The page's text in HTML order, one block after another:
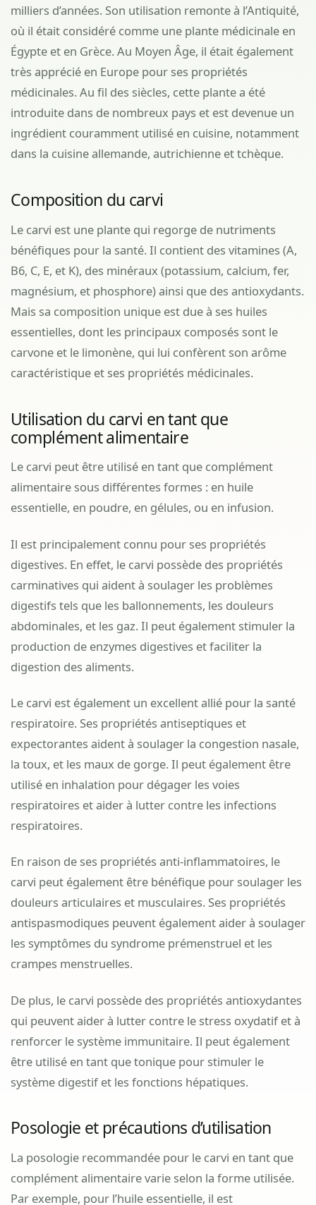
milliers d’années. Son utilisation remonte à l’Antiquité,
où il était considéré comme une plante médicinale en
Égypte et en Grèce. Au Moyen Âge, il était également
très apprécié en Europe pour ses propriétés
médicinales. Au fil des siècles, cette plante a été
introduite dans de nombreux pays et est devenue un
ingrédient couramment utilisé en cuisine, notamment
dans la cuisine allemande, autrichienne et tchèque.
Composition du carvi
Le carvi est une plante qui regorge de nutriments
bénéfiques pour la santé. Il contient des vitamines (A,
B6, C, E, et K), des minéraux (potassium, calcium, fer,
magnésium, et phosphore) ainsi que des antioxydants.
Mais sa composition unique est due à ses huiles
essentielles, dont les principaux composés sont le
carvone et le limonène, qui lui confèrent son arôme
caractéristique et ses propriétés médicinales.
Utilisation du carvi en tant que
complément alimentaire
Le carvi peut être utilisé en tant que complément
alimentaire sous différentes formes : en huile
essentielle, en poudre, en gélules, ou en infusion.
Il est principalement connu pour ses propriétés
digestives. En effet, le carvi possède des propriétés
carminatives qui aident à soulager les problèmes
digestifs tels que les ballonnements, les douleurs
abdominales, et les gaz. Il peut également stimuler la
production de enzymes digestives et faciliter la
digestion des aliments.
Le carvi est également un excellent allié pour la santé
respiratoire. Ses propriétés antiseptiques et
expectorantes aident à soulager la congestion nasale,
la toux, et les maux de gorge. Il peut également être
utilisé en inhalation pour dégager les voies
respiratoires et aider à lutter contre les infections
respiratoires.
En raison de ses propriétés anti-inflammatoires, le
carvi peut également être bénéfique pour soulager les
douleurs articulaires et musculaires. Ses propriétés
antispasmodiques peuvent également aider à soulager
les symptômes du syndrome prémenstruel et les
crampes menstruelles.
De plus, le carvi possède des propriétés antioxydantes
qui peuvent aider à lutter contre le stress oxydatif et à
renforcer le système immunitaire. Il peut également
être utilisé en tant que tonique pour stimuler le
système digestif et les fonctions hépatiques.
Posologie et précautions d’utilisation
La posologie recommandée pour le carvi en tant que
complément alimentaire varie selon la forme utilisée.
Par exemple, pour l’huile essentielle, il est